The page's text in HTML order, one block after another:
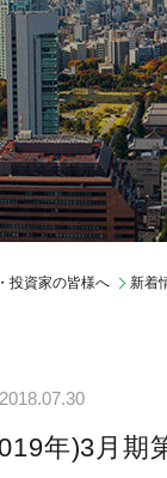
投資家の皆様へ 新着
2018.07.30
年)3月期